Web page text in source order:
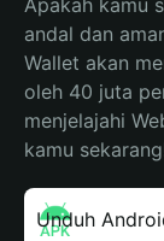
Apakah kamu
andal dan
Wallet akan
oleh 40 juta
menjelajahi
kamu
Unduh